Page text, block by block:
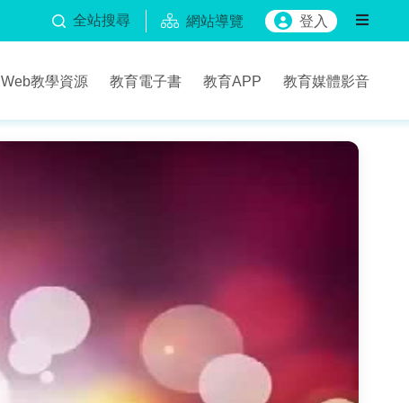
全站搜尋 網站導覽 登入
Web教學資源 教育電子書 教育APP 教育媒體影音